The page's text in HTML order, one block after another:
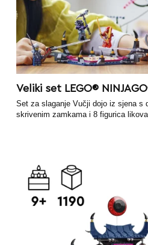
Veliki set LEGO®
Set za slaganje Vučji dojo iz sjena s
skrivenim zamkama i 8 figurica